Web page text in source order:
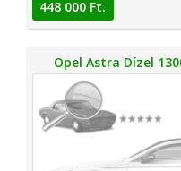
448 000 Ft.
Opel Astra Dízel